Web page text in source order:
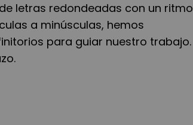
letras redondeadas con un ritmo
a minúsculas, hemos
para guiar nuestro trabajo.